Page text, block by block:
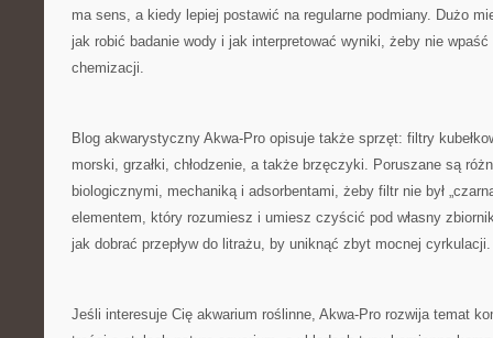
ma sens, a kiedy lepiej postawić na regularne podmiany. Dużo
jak robić badanie wody i jak interpretować wyniki, żeby nie wpaść
chemizacji.
Blog akwarystyczny Akwa-Pro opisuje także sprzęt: filtry
morski, grzałki, chłodzenie, a także brzęczyki. Poruszane są
biologicznymi, mechaniką i adsorbentami, żeby filtr nie był
elementem, który rozumiesz i umiesz czyścić pod własny
jak dobrać przepływ do litrażu, by uniknąć zbyt mocnej cyrkulacji.
Jeśli interesuje Cię akwarium roślinne, Akwa-Pro rozwija temat